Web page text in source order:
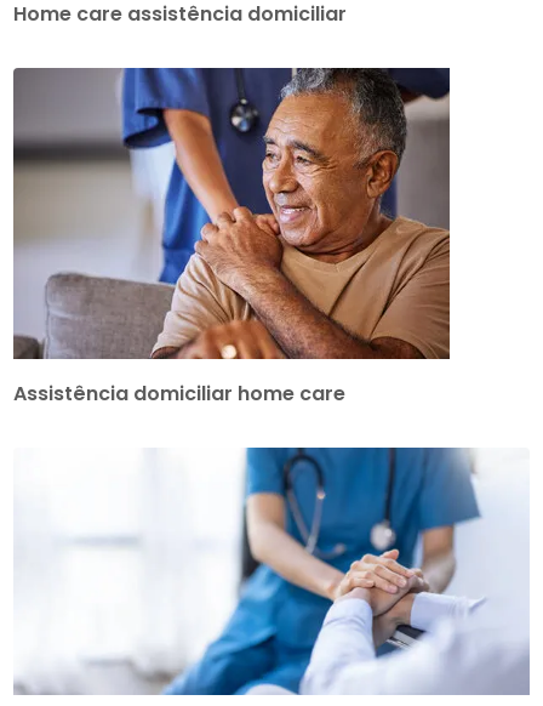
Home care assistência domiciliar
Assistência domiciliar home care